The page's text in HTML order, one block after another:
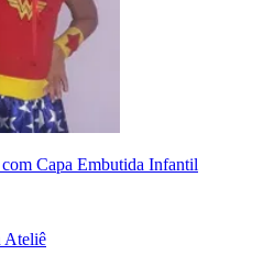
Capa Embutida Infantil
Ateliê